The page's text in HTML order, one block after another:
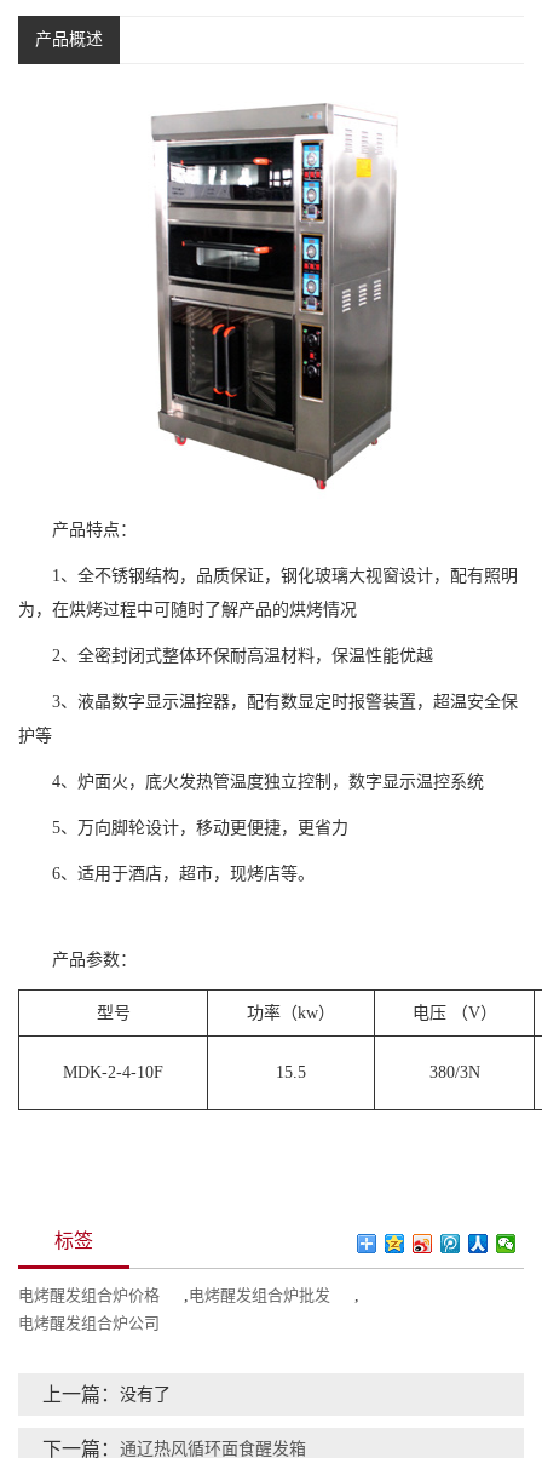
产品概述
产品特点：
1、全不锈钢结构，品质保证，钢化玻璃大视窗设计，配有照明
为，在烘烤过程中可随时了解产品的烘烤情况
2、全密封闭式整体环保耐高温材料，保温性能优越
3、液晶数字显示温控器，配有数显定时报警装置，超温安全保
护等
4、炉面火，底火发热管温度独立控制，数字显示温控系统
5、万向脚轮设计，移动更便捷，更省力
6、适用于酒店，超市，现烤店等。
产品参数：
型号 功率（kw） 电压 （V）
MDK-2-4-10F 15.5 380/3N
标签
电烤醒发组合炉价格 ,电烤醒发组合炉批发
,
电烤醒发组合炉公司
上一篇： 没有了
下一篇： 通辽热风循环面食醒发箱